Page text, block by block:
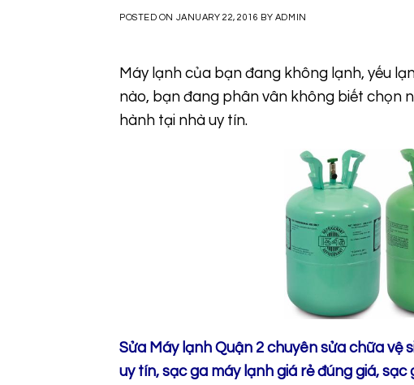
POSTED ON JANUARY 22, 2016 BY ADMIN
Máy lạnh của bạn đang không lạnh, yếu
nào, bạn đang phân vân không biết chọn
hành tại nhà uy tín.
Sửa Máy lạnh Quận 2 chuyên sửa chữa vệ
uy tín, sạc ga máy lạnh giá rẻ đúng giá,